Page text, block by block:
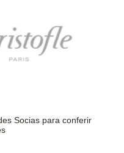
Socias para conferir